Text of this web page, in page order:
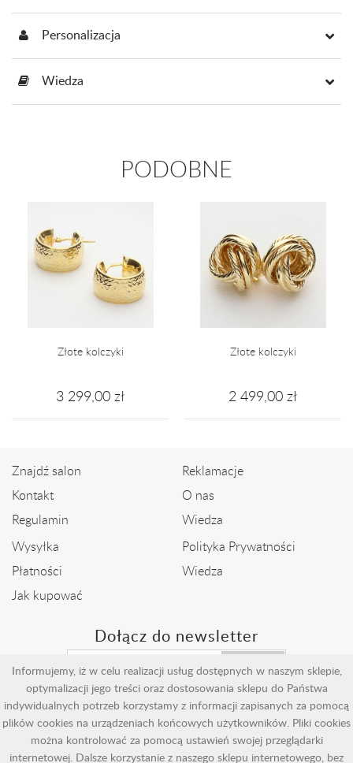
Personalizacja
Wiedza
PODOBNE
Złote kolczyki
3 299,00 zł
Złote kolczyki
2 499,00 zł
Znajdź salon
Kontakt
Regulamin
Reklamacje
O nas
Wiedza
Wysyłka
Płatności
Jak kupować
Polityka Prywatności
Wiedza
Dołącz do newsletter
Wyślij
Copyright by Adoro - Jubiler online - Jubiler Kraków - Jubiler Nowy
Informujemy, iż w celu realizacji usług dostępnych w naszym sklepie,
optymalizacji jego treści oraz dostosowania sklepu do Państwa
indywidualnych potrzeb korzystamy z informacji zapisanych za pomocą
plików cookies na urządzeniach końcowych użytkowników. Pliki cookies
można kontrolować za pomocą ustawień swojej przeglądarki
internetowej. Dalsze korzystanie z naszego sklepu internetowego, bez